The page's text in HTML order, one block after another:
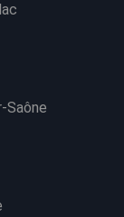
Saône